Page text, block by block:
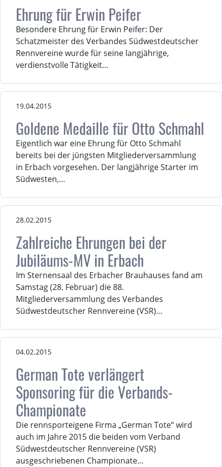
Ehrung für Erwin Peifer
Besondere Ehrung für Erwin Peifer: Der
Schatzmeister des Verbandes Südwestdeutscher
Rennvereine wurde für seine langjährige,
verdienstvolle Tätigkeit…
19.04.2015
Goldene Medaille für Otto Schmahl
Eigentlich war eine Ehrung für Otto Schmahl
bereits bei der jüngsten Mitgliederversammlung
in Erbach vorgesehen. Der langjährige Starter im
Südwesten,…
28.02.2015
Zahlreiche Ehrungen bei der
Jubiläums-MV in Erbach
Im Sternensaal des Erbacher Brauhauses fand am
Samstag (28. Februar) die 88.
Mitgliederversammlung des Verbandes
Südwestdeutscher Rennvereine (VSR)…
04.02.2015
German Tote verlängert
Sponsoring für die Verbands-
Championate
Die rennsporteigene Firma „German Tote“ wird
auch im Jahre 2015 die beiden vom Verband
Südwestdeutscher Rennvereine (VSR)
ausgeschriebenen Championate…